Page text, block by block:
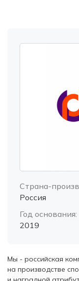
Мы - российская
на производстве
Страна-
Россия
Год основания:
2019